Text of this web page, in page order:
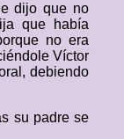
dijo que no
que había
no era
Víctor
debiendo
su padre se